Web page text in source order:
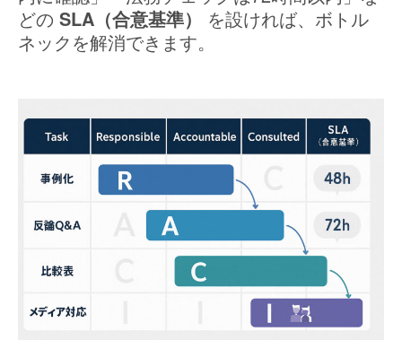
どの SLA（合意基準）
を設ければ、ボトル
ネックを解消できます。